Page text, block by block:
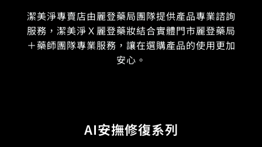
潔美淨專賣店由麗登藥局團隊提供產品專業諮詢
服務，潔美淨Ｘ麗登藥妝結合實體門市麗登藥局
＋藥師團隊專業服務，讓在選購產品的使用更加
安心。
AI安撫修復系列